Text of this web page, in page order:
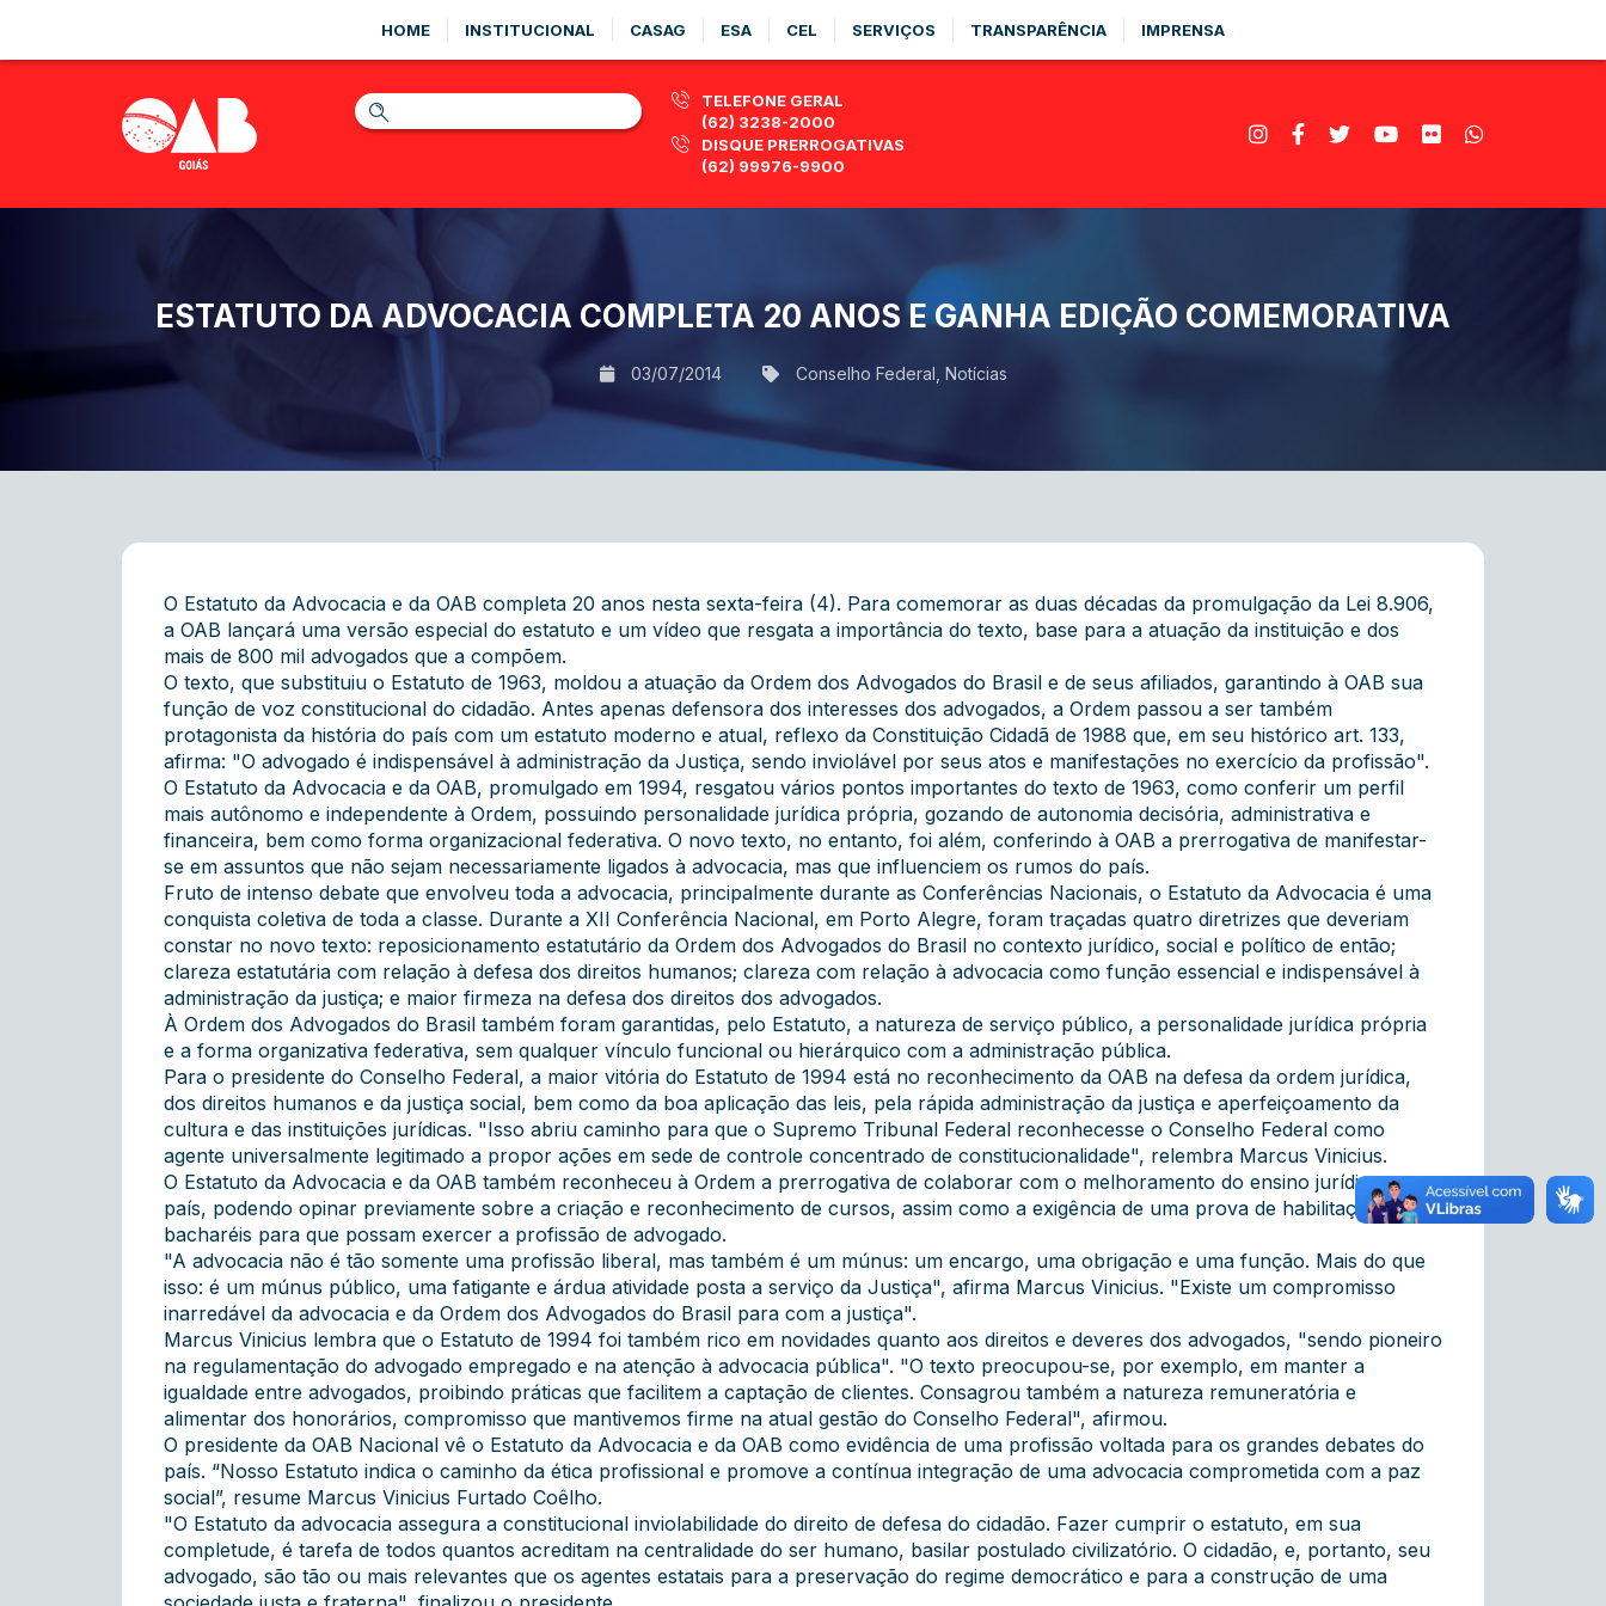
HOME INSTITUCIONAL CASAG ESA CEL SERVIÇOS TRANSPARÊNCIA IMPRENSA
TELEFONE GERAL
(62) 3238-2000
DISQUE PRERROGATIVAS
(62) 99976-9900
ESTATUTO DA ADVOCACIA COMPLETA 20 ANOS E GANHA EDIÇÃO COMEMORATIVA
03/07/2014 Conselho Federal Notícias
O Estatuto da Advocacia e da OAB completa 20 anos nesta sexta-feira (4). Para comemorar as duas décadas da promulgação da Lei 8.906,
a OAB lançará uma versão especial do estatuto e um vídeo que resgata a importância do texto, base para a atuação da instituição e dos
mais de 800 mil advogados que a compõem.
O texto, que substituiu o Estatuto de 1963, moldou a atuação da Ordem dos Advogados do Brasil e de seus afiliados, garantindo à OAB sua
função de voz constitucional do cidadão. Antes apenas defensora dos interesses dos advogados, a Ordem passou a ser também
protagonista da história do país com um estatuto moderno e atual, reflexo da Constituição Cidadã de 1988 que, em seu histórico art. 133,
afirma: "O advogado é indispensável à administração da Justiça, sendo inviolável por seus atos e manifestações no exercício da profissão".
O Estatuto da Advocacia e da OAB, promulgado em 1994, resgatou vários pontos importantes do texto de 1963, como conferir um perfil
mais autônomo e independente à Ordem, possuindo personalidade jurídica própria, gozando de autonomia decisória, administrativa e
financeira, bem como forma organizacional federativa. O novo texto, no entanto, foi além, conferindo à OAB a prerrogativa de manifestar-
se em assuntos que não sejam necessariamente ligados à advocacia, mas que influenciem os rumos do país.
Fruto de intenso debate que envolveu toda a advocacia, principalmente durante as Conferências Nacionais, o Estatuto da Advocacia é uma
conquista coletiva de toda a classe. Durante a XII Conferência Nacional, em Porto Alegre, foram traçadas quatro diretrizes que deveriam
constar no novo texto: reposicionamento estatutário da Ordem dos Advogados do Brasil no contexto jurídico, social e político de então;
clareza estatutária com relação à defesa dos direitos humanos; clareza com relação à advocacia como função essencial e indispensável à
administração da justiça; e maior firmeza na defesa dos direitos dos advogados.
À Ordem dos Advogados do Brasil também foram garantidas, pelo Estatuto, a natureza de serviço público, a personalidade jurídica própria
e a forma organizativa federativa, sem qualquer vínculo funcional ou hierárquico com a administração pública.
Para o presidente do Conselho Federal, a maior vitória do Estatuto de 1994 está no reconhecimento da OAB na defesa da ordem jurídica,
dos direitos humanos e da justiça social, bem como da boa aplicação das leis, pela rápida administração da justiça e aperfeiçoamento da
cultura e das instituições jurídicas. "Isso abriu caminho para que o Supremo Tribunal Federal reconhecesse o Conselho Federal como
agente universalmente legitimado a propor ações em sede de controle concentrado de constitucionalidade", relembra Marcus Vinicius.
O Estatuto da Advocacia e da OAB também reconheceu à Ordem a prerrogativa de colaborar com o melhoramento do ensino jurídico no
país, podendo opinar previamente sobre a criação e reconhecimento de cursos, assim como a exigência de uma prova de habilitação aos
bacharéis para que possam exercer a profissão de advogado.
"A advocacia não é tão somente uma profissão liberal, mas também é um múnus: um encargo, uma obrigação e uma função. Mais do que
isso: é um múnus público, uma fatigante e árdua atividade posta a serviço da Justiça", afirma Marcus Vinicius. "Existe um compromisso
inarredável da advocacia e da Ordem dos Advogados do Brasil para com a justiça".
Marcus Vinicius lembra que o Estatuto de 1994 foi também rico em novidades quanto aos direitos e deveres dos advogados, "sendo pioneiro
na regulamentação do advogado empregado e na atenção à advocacia pública". "O texto preocupou-se, por exemplo, em manter a
igualdade entre advogados, proibindo práticas que facilitem a captação de clientes. Consagrou também a natureza remuneratória e
alimentar dos honorários, compromisso que mantivemos firme na atual gestão do Conselho Federal", afirmou.
O presidente da OAB Nacional vê o Estatuto da Advocacia e da OAB como evidência de uma profissão voltada para os grandes debates do
país. “Nosso Estatuto indica o caminho da ética profissional e promove a contínua integração de uma advocacia comprometida com a paz
social”, resume Marcus Vinicius Furtado Coêlho.
"O Estatuto da advocacia assegura a constitucional inviolabilidade do direito de defesa do cidadão. Fazer cumprir o estatuto, em sua
completude, é tarefa de todos quantos acreditam na centralidade do ser humano, basilar postulado civilizatório. O cidadão, e, portanto, seu
advogado, são tão ou mais relevantes que os agentes estatais para a preservação do regime democrático e para a construção de uma